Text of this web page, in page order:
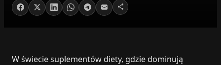
W świecie suplementów diety, gdzie dominują